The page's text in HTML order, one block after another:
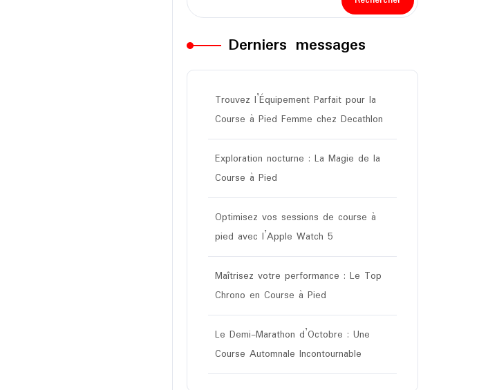
Derniers messages
Trouvez l’Équipement Parfait pour la
Course à Pied Femme chez Decathlon
Exploration nocturne : La Magie de la
Course à Pied
Optimisez vos sessions de course à
pied avec l’Apple Watch 5
Maîtrisez votre performance : Le Top
Chrono en Course à Pied
Le Demi-Marathon d’Octobre : Une
Course Automnale Incontournable